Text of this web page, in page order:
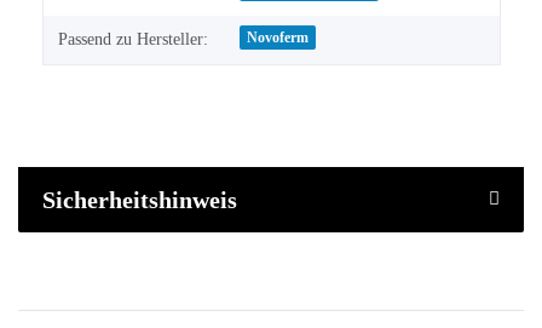
Passend zu Hersteller: Novoferm
Sicherheitshinweis